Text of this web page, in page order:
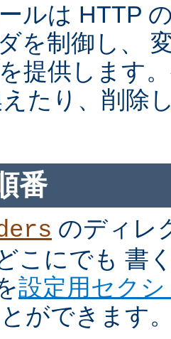
ルは HTTP
を制御し、
提供します
えたり、削除
番
のディレ
こにでも 書
設定用セク
ができます